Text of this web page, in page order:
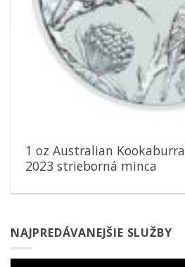
1 oz Australian Kookaburra
2023 strieborná minca
NAJPREDÁVANEJŠIE SLUŽBY